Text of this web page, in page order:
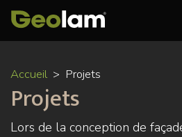
Accueil Projets
Projets
Lors de la conception de